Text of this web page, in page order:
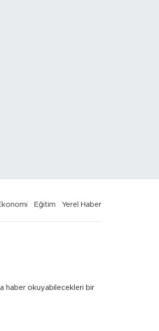
Eğitim Yerel Haber
haber okuyabilecekleri bir